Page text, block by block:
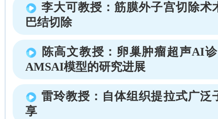
李大可教授：筋膜外子宫切除术
巴结切除
陈高文教授：卵巢肿瘤超声AI
AMSAI模型的研究进展
雷玲教授：自体组织提拉式广泛
享